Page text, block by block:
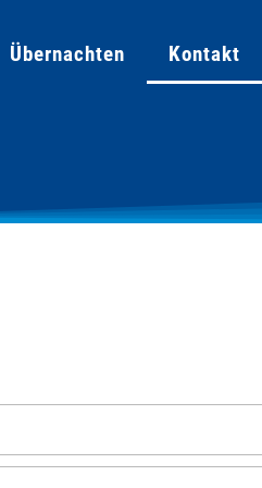
Übernachten Kontakt